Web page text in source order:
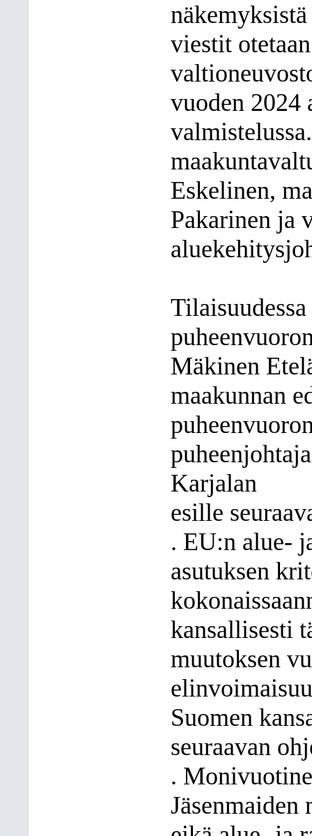
viestit
vuoden 2024
Eskelinen,
Pakarinen ja
Mäkinen
maakunnan
Karjalan
esille
. EU:n alue-
asutuksen
kansallisesti
muutoksen
Suomen
seuraavan
.
Jäsenmaiden